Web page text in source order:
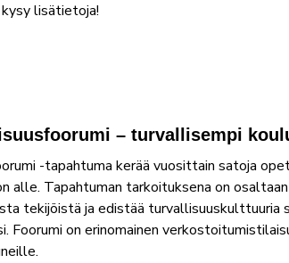
lisätietoja!
– turvallisempi
-tapahtuma kerää vuosittain satoja
alle. Tapahtuman tarkoituksena on
tekijöistä ja edistää turvallisuuskulttuuria
Foorumi on erinomainen